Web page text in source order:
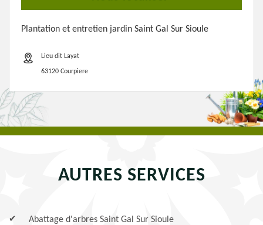
Plantation et entretien jardin Saint Gal Sur Sioule
Lieu dit Layat
63120 Courpiere
AUTRES SERVICES
Abattage d'arbres Saint Gal Sur Sioule